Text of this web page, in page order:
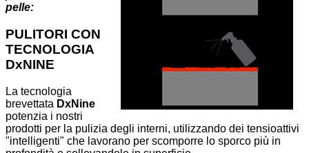
pelle:
PULITORI CON
TECNOLOGIA
DxNINE
La tecnologia
brevettata DxNine
potenzia i nostri
prodotti per la pulizia degli interni, utilizzando dei tensioattivi
"intelligenti" che lavorano per scomporre lo sporco più in